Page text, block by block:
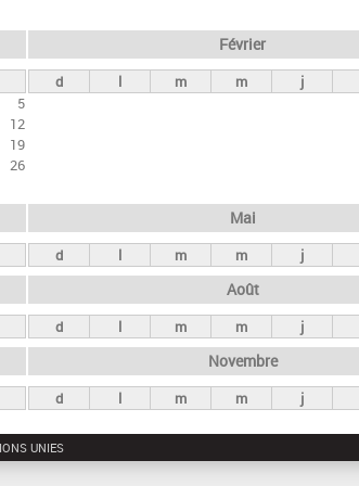
5
12
19
26
Février
d l m m j
Mai
d l m m j
Août
d l m m j
Novembre
d l m m j
UNIES